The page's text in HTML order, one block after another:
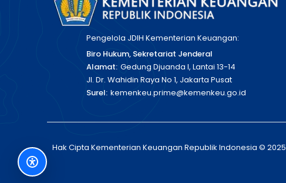
Pengelola JDIH Kementerian Keuangan:
Biro Hukum, Sekretariat Jenderal
Alamat: Gedung Djuanda I, Lantai 13-14
Jl. Dr. Wahidin Raya No 1, Jakarta Pusat
Surel: kemenkeu.prime@kemenkeu.go.id
Hak Cipta Kementerian Keuangan Republik Indonesia © 2025